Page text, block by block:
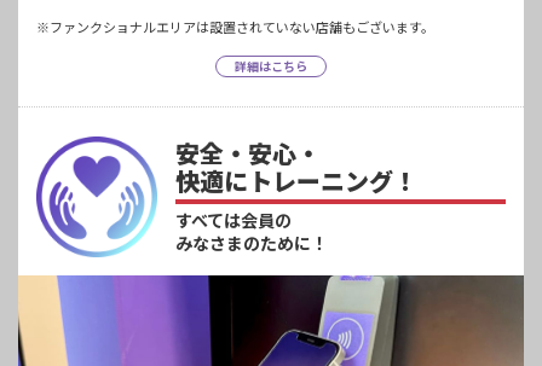
※ファンクショナルエリアは設置されていない店舗もございます。
詳細はこちら
安全・安心・
快適にトレーニング！
すべては会員の
みなさまのために！